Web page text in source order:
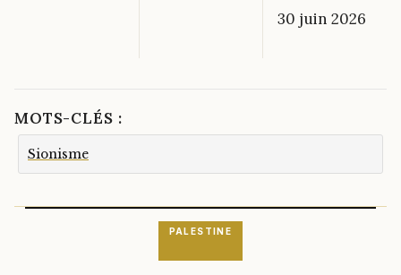
30 juin 2026
MOTS-CLÉS :
Sionisme
PALESTINE